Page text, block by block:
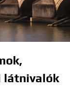
látnivalók